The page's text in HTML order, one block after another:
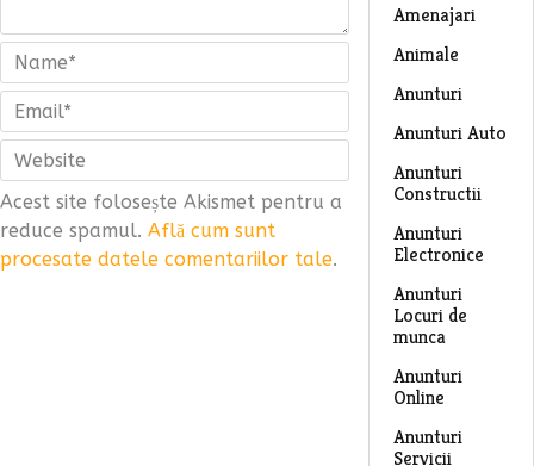
Acest site folosește Akismet pentru a
reduce spamul. Află cum sunt
procesate datele comentariilor tale.
Amenajari
Animale
Anunturi
Anunturi Auto
Anunturi
Constructii
Anunturi
Electronice
Anunturi
Locuri de
munca
Anunturi
Online
Anunturi
Servicii